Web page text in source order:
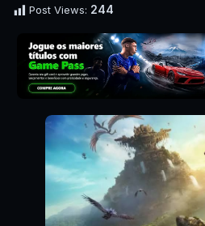
Post Views: 244